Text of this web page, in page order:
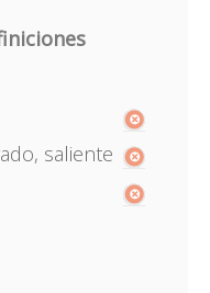
saliente